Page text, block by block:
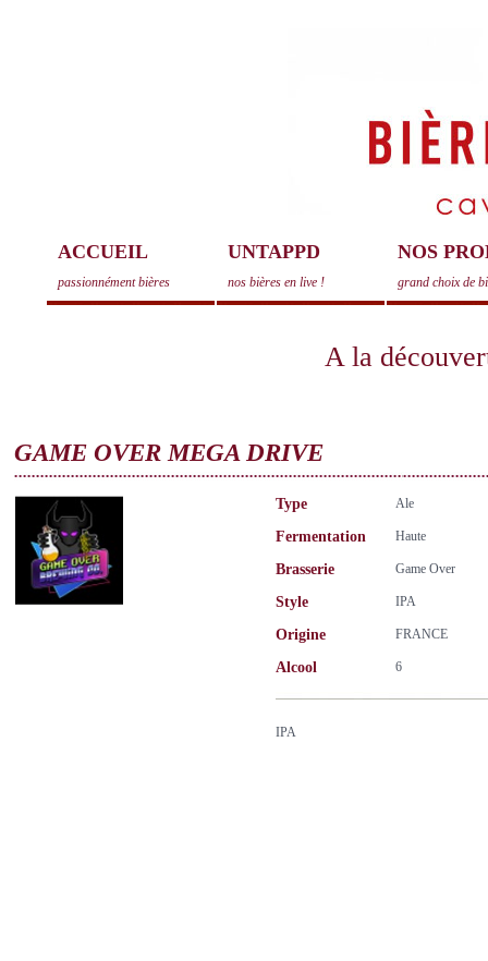
ACCUEIL
passionnément bières
UNTAPPD
nos bières en live !
NOS
grand choix de
A la
GAME OVER MEGA DRIVE
Type Ale
Fermentation Haute
Brasserie Game Over
Style IPA
Origine FRANCE
Alcool 6
IPA